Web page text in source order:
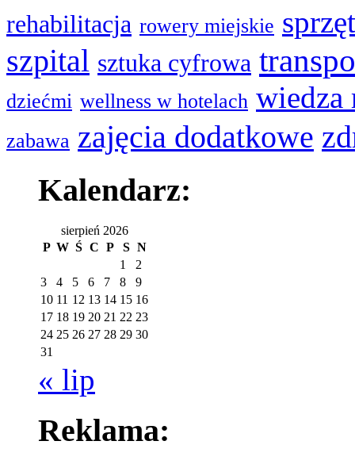
rehabilitacja rowery miejskie
szpital sztuka cyfrowa
dziećmi wellness w hotelach wiedza
zabawa zajęcia dodatkowe
Kalendarz:
sierpień 2026
P W Ś C P S N
1
2
3
4 5 6 7 8
9
10 11 12 13 14 15 16
17 18 19 20 21 22 23
24 25 26 27 28 29 30
31
« lip
Reklama: